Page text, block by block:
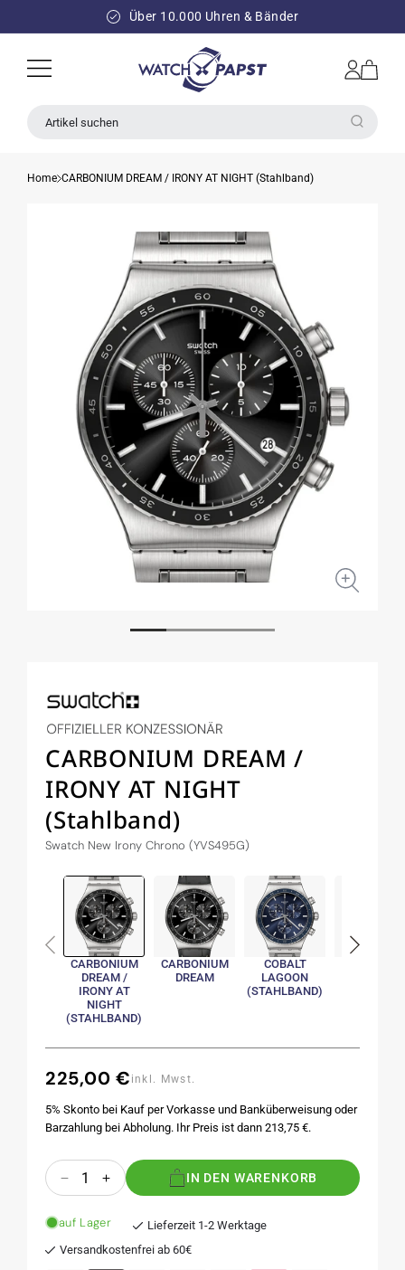
INHALT
Über 10.000 Uhren & Bänder
Einloggen
Warenkorb
Artikel suchen
Home CARBONIUM DREAM / IRONY AT NIGHT (Stahlband)
CARBONIUM DREAM /
IRONY AT NIGHT
(Stahlband)
Swatch New Irony Chrono (YVS495G)
CARBONIUM
DREAM /
IRONY AT
NIGHT
(STAHLBAND)
CARBONIUM
DREAM
COBALT
LAGOON
(STAHLBAND)
Normaler
225,00 € inkl. Mwst.
5% Skonto bei Kauf per Vorkasse und Banküberweisung oder
Barzahlung bei Abholung. Ihr Preis ist dann 213,75 €.
Anzahl
Verringere
Menge
für
Erhöhe
Menge
für
IN DEN WARENKORB
auf Lager
Lieferzeit 1-2 Werktage
Versandkostenfrei ab 60€